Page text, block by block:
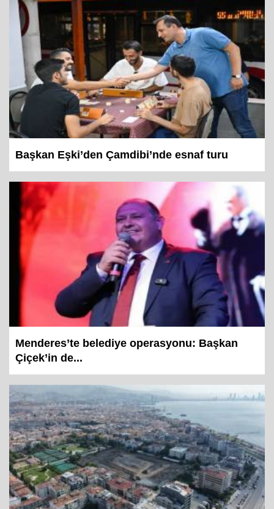
Başkan Eşki’den Çamdibi’nde esnaf turu
Menderes’te belediye operasyonu: Başkan
Çiçek’in de...